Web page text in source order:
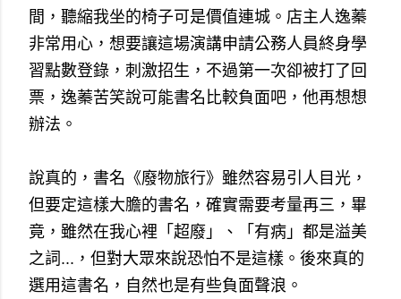
間，聽縮我坐的椅子可是價值連城。店主人逸蓁
非常用心，想要讓這場演講申請公務人員終身學
習點數登錄，刺激招生，不過第一次卻被打了回
票，逸蓁苦笑說可能書名比較負面吧，他再想想
辦法。
說真的，書名《廢物旅行》雖然容易引人目光，
但要定這樣大膽的書名，確實需要考量再三，畢
竟，雖然在我心裡「超廢」、「有病」都是溢美
之詞...，但對大眾來說恐怕不是這樣。後來真的
選用這書名，自然也是有些負面聲浪。